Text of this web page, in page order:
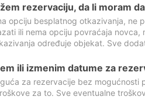
rezervaciju, da li moram
opciju besplatnog otkazivanja, ne
ili nema opciju povraćaja
određuje objekat. Sve
ili izmenim datume za
za rezervacije bez
za to. Sve eventualne